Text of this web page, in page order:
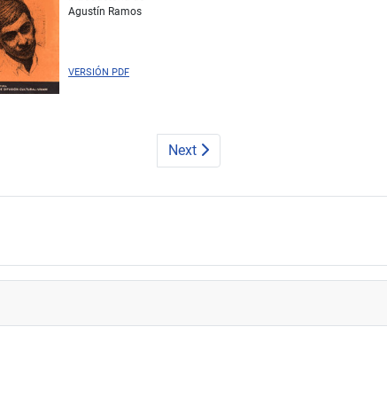
Agustín Ramos
VERSIÓN PDF
Next